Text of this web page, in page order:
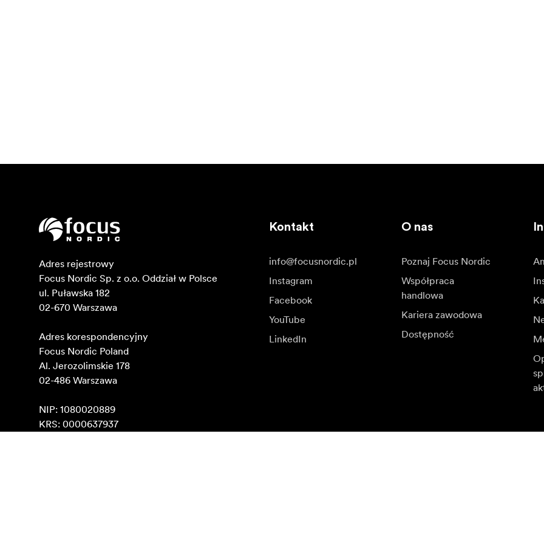
Adres rejestrowy
Focus Nordic Sp. z o.o. Oddział w Polsce
ul. Puławska 182
02-670 Warszawa
Adres korespondencyjny
Focus Nordic Poland
Al. Jerozolimskie 178
02-486 Warszawa
NIP: 1080020889
KRS: 0000637937
Kontakt
info@focusnordic.pl
Instagram
Facebook
YouTube
LinkedIn
O nas
Poznaj Focus Nordic
Współpraca
handlowa
Kariera zawodowa
Dostępność